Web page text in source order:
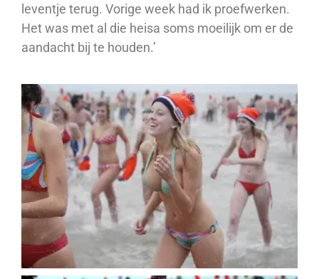
leventje terug. Vorige week had ik proefwerken.
Het was met al die heisa soms moeilijk om er de
aandacht bij te houden.’